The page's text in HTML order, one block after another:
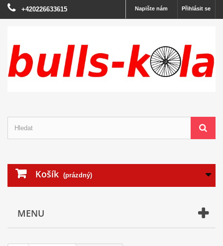
Přihlásit se
Napište nám
+420226633615
Košík (prázdný)
MENU